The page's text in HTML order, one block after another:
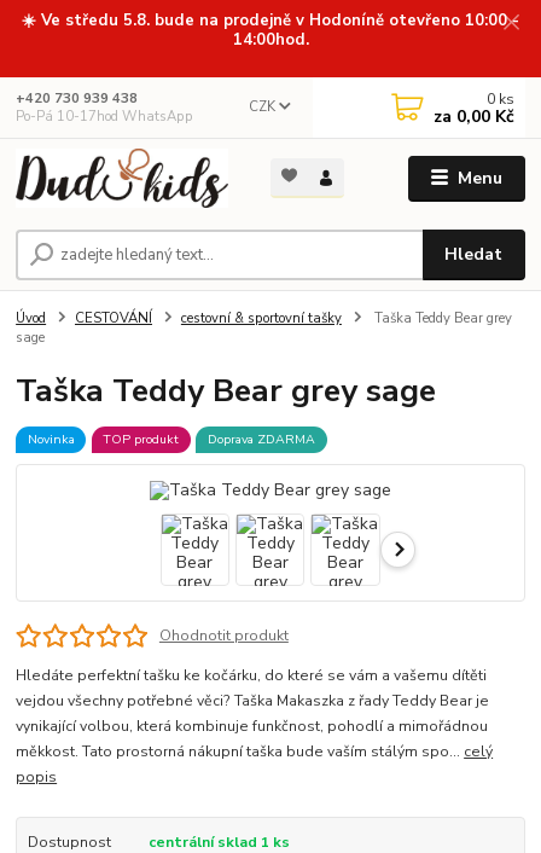
☀️ Ve středu 5.8. bude na prodejně v Hodoníně otevřeno 10:00 -
14:00hod.
Menu
CZK
Hledat
+420 730 939 438
Po-Pá 10-17hod WhatsApp
0 ks
za 0,00 Kč
Úvod CESTOVÁNÍ cestovní & sportovní tašky
Taška Teddy Bear grey
sage
Taška Teddy Bear grey sage
Novinka TOP produkt Doprava ZDARMA
Ohodnotit produkt
Hledáte perfektní tašku ke kočárku, do které se vám a vašemu dítěti
vejdou všechny potřebné věci? Taška Makaszka z řady Teddy Bear je
vynikající volbou, která kombinuje funkčnost, pohodlí a mimořádnou
měkkost. Tato prostorná nákupní taška bude vaším stálým spo... celý
popis
Dostupnost centrální sklad 1 ks